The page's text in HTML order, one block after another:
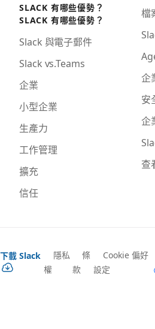
SLACK 有哪些優勢？
SLACK 有哪些優勢？
Slack 與電子郵件
Slack vs.Teams
企業
小型企業
生產力
工作管理
擴充
信任
檔
企
安
企
查
下載 Slack
隱私
權
條
款
Cookie 偏好
設定